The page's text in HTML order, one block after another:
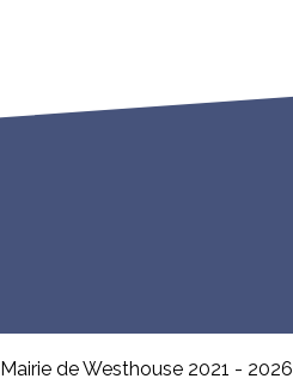
Mairie de Westhouse 2021 - 2026